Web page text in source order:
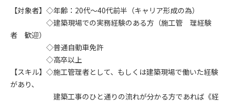
【対象者】◇年齢：20代～40代前半（キャリア形成の為）
◇建築現場での実務経験のある方（施工管 理経験
者 歓迎）
◇普通自動車免許
◇高卒以上
【スキル】◇施工管理者として、もしくは建築現場で働いた経験
があり、
建築工事のひと通りの流れが分かる方であれば《経